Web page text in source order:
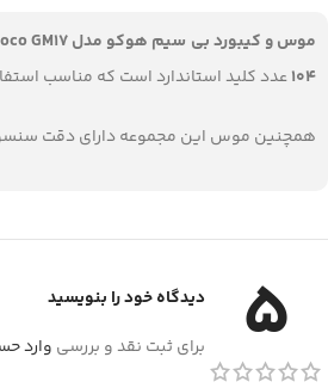
موس و کیبورد بی سیم هوکو مدل Hoco GM17
104عدد کلید استاندارد است که مناسب
همچنین موس این مجموعه دارای دقت
5
دیدگاه خود را بنویسید
برای ثبت نقد و بررسی وارد